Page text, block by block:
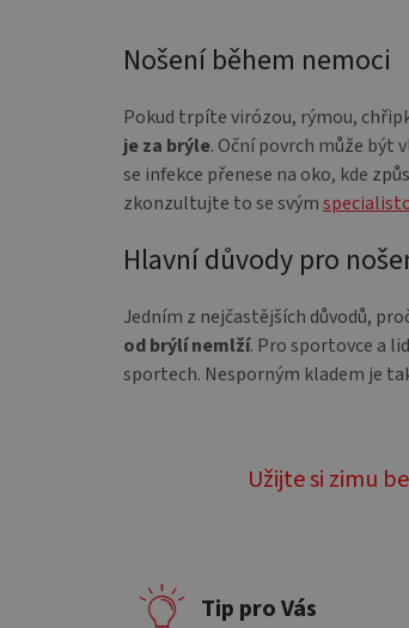
Nošení během nemoci
Pokud trpíte virózou, rýmou,
je za brýle. Oční povrch může být
se infekce přenese na oko, kde
zkonzultujte to se svým
Hlavní důvody pro
Jedním z nejčastějších důvodů,
od brýlí nemlží. Pro sportovce a
sportech. Nesporným kladem je
Užijte si zimu
Tip pro Vás